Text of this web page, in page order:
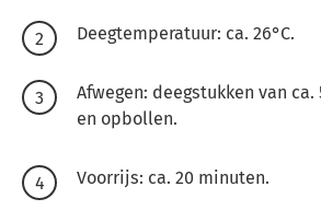
Deegtemperatuur: ca. 26°C.
Afwegen: deegstukken van ca.
en opbollen.
Voorrijs: ca. 20 minuten.